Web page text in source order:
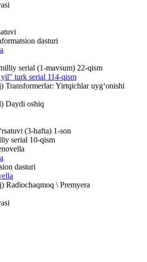
dasturi
serial (1-mavsum) 22-qism
turk serial 114-qism
Yirtqichlar uyg‘onishi
Daydi oshiq
(3-hafta) 1-son
serial 10-qism
dasturi
\ Premyera